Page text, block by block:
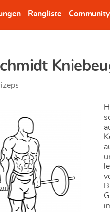
Rangliste Community